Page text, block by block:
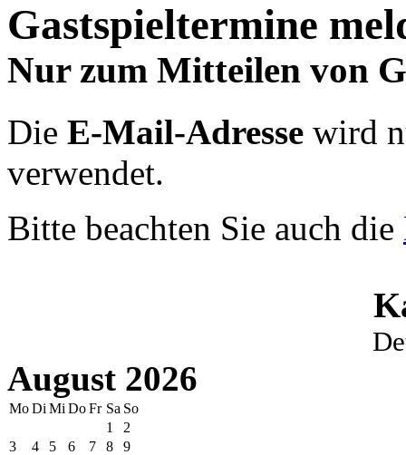
Gastspieltermine
Nur zum Mitteilen von
Die E-Mail-Adresse wird
verwendet.
Bitte beachten Sie auch die
August 2026
MoDi Mi DoFr Sa So
1
2
3
4 5 6 7 8
9